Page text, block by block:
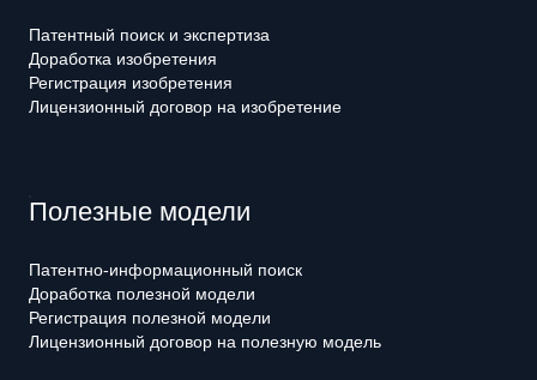
Патентный поиск и экспертиза
Доработка изобретения
Регистрация изобретения
Лицензионный договор на изобретение
Полезные модели
Патентно-информационный поиск
Доработка полезной модели
Регистрация полезной модели
Лицензионный договор на полезную модель